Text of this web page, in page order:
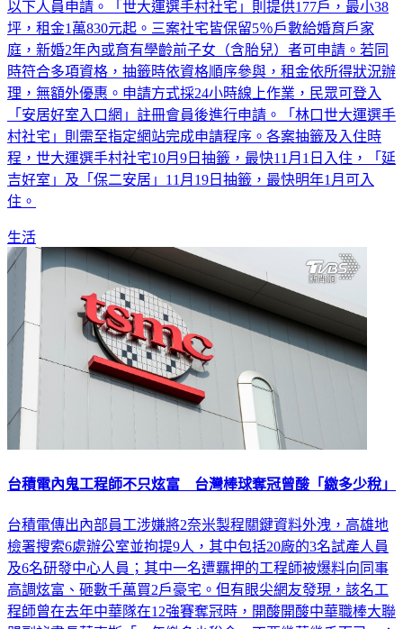
以下人員申請。「世大運選手村社宅」則提供177戶，最小38
坪，租金1萬830元起。三案社宅皆保留5％戶數給婚育戶家
庭，新婚2年內或育有學齡前子女（含胎兒）者可申請。若同
時符合多項資格，抽籤時依資格順序參與，租金依所得狀況辦
理，無額外優惠。申請方式採24小時線上作業，民眾可登入
「安居好室入口網」註冊會員後進行申請。「林口世大運選手
村社宅」則需至指定網站完成申請程序。各案抽籤及入住時
程，世大運選手村社宅10月9日抽籤，最快11月1日入住，「延
吉好室」及「保二安居」11月19日抽籤，最快明年1月可入
住。
生活
台積電內鬼工程師不只炫富 台灣棒球奪冠曾酸「繳多少稅」
台積電傳出內部員工涉嫌將2奈米製程關鍵資料外洩，高雄地
檢署搜索6處辦公室並拘提9人，其中包括20廠的3名試產人員
及6名研發中心人員；其中一名遭羈押的工程師被爆料向同事
高調炫富、砸數千萬買2戶豪宅。但有眼尖網友發現，該名工
程師曾在去年中華隊在12強賽奪冠時，開酸開酸中華職棒大聯